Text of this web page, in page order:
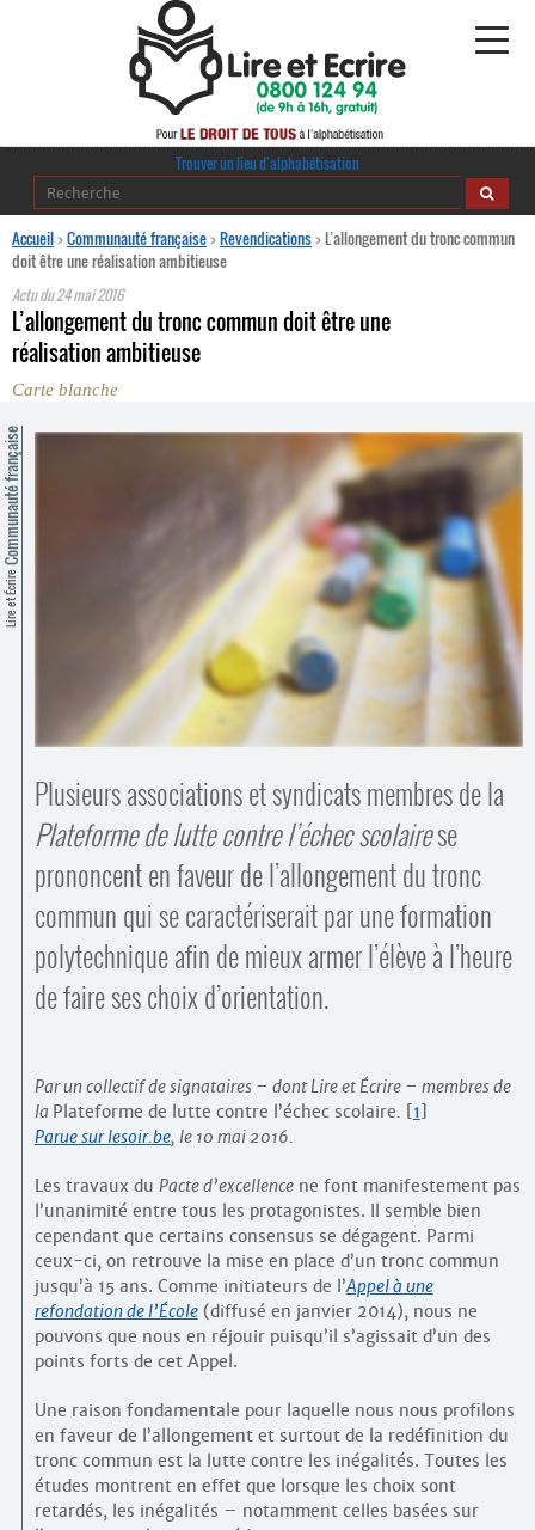
Alphabétisation
·
Comprendre et parler
Bienvenue en Belgique
Espace presse
Contacts
Trouver un lieu d’alphabétisation
Trouver un lieu d’alphabétisation
Accueil>Communauté française>Revendications>L’allongement du tronc commun
doit être une réalisation ambitieuse
Actu du24 mai 2016
L’allongement du tronc commun doit être une
réalisation ambitieuse
Carte blanche
Lire et Écrire
Communauté française
Plusieurs associations et syndicats membres de la
Plateforme de lutte contre l’échec scolairese
prononcent en faveur de l’allongement du tronc
commun qui se caractériserait par une formation
polytechnique afin de mieux armer l’élève à l’heure
de faire ses choix d’orientation.
Par un collectif de signataires – dont Lire et Écrire – membres de
la Plateforme de lutte contre l’échec scolaire. [1]
Parue sur lesoir.be, le 10 mai 2016.
Les travaux du Pacte d’excellencene font manifestement pas
l’unanimité entre tous les protagonistes. Il semble bien
cependant que certains consensus se dégagent. Parmi
ceux-ci, on retrouve la mise en place d’un tronc commun
jusqu’à 15 ans. Comme initiateurs de l’Appel à une
refondation de l’École(diffusé en janvier 2014), nous ne
pouvons que nous en réjouir puisqu’il s’agissait d’un des
points forts de cet Appel.
Une raison fondamentale pour laquelle nous nous profilons
en faveur de l’allongement et surtout de la redéfinition du
tronc commun est la lutte contre les inégalités. Toutes les
études montrent en effet que lorsque les choix sont
retardés, les inégalités – notamment celles basées sur